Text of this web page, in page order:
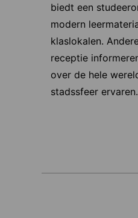
biedt een
modern
klaslokalen.
receptie
over de hele
stadssfeer ervaren.